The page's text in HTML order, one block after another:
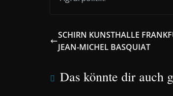
SCHIRN KUNSTHALLE
JEAN-MICHEL BASQUIAT
Das könnte dir auch